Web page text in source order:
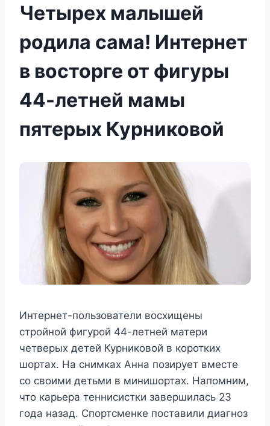
Четырех малышей
родила сама! Интернет
в восторге от фигуры
44-летней мамы
пятерых Курниковой
Интернет-пользователи восхищены
стройной фигурой 44-летней матери
четверых детей Курниковой в коротких
шортах. На снимках Анна позирует вместе
со своими детьми в минишортах. Напомним,
что карьера теннисистки завершилась 23
года назад. Спортсменке поставили диагноз